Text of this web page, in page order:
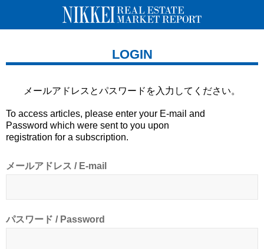
LOGIN
メールアドレスとパスワードを 入力してください。
To access articles, please enter your E-mail and
Password which were sent to you upon
registration for a subscription.
メールアドレス / E-mail
パスワード / Password